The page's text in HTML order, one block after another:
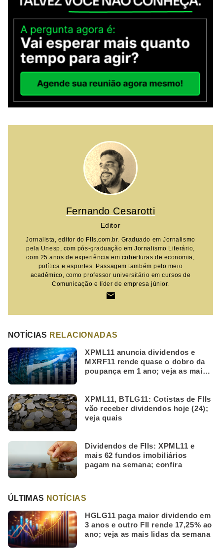
Fernando Cesarotti
Editor
Jornalista, editor do FIIs.com.br. Graduado em Jornalismo
pela Unesp, com pós-graduação em Jornalismo Literário,
com 25 anos de experiência em coberturas de economia,
política e esportes. Passagem também pelo meio
acadêmico, como professor universitário em cursos de
Comunicação e líder de empresa júnior.
NOTÍCIAS RELACIONADAS
XPML11 anuncia dividendos e
MXRF11 rende quase o dobro da
poupança em 1 ano; veja as mais
XPML11, BTLG11: Cotistas de FIIs
vão receber dividendos hoje (24);
veja quais
Dividendos de FIIs: XPML11 e
mais 62 fundos imobiliários
pagam na semana; confira
ÚLTIMAS NOTÍCIAS
HGLG11 paga maior dividendo em
3 anos e outro FII rende 17,25% ao
ano; veja as mais lidas da semana